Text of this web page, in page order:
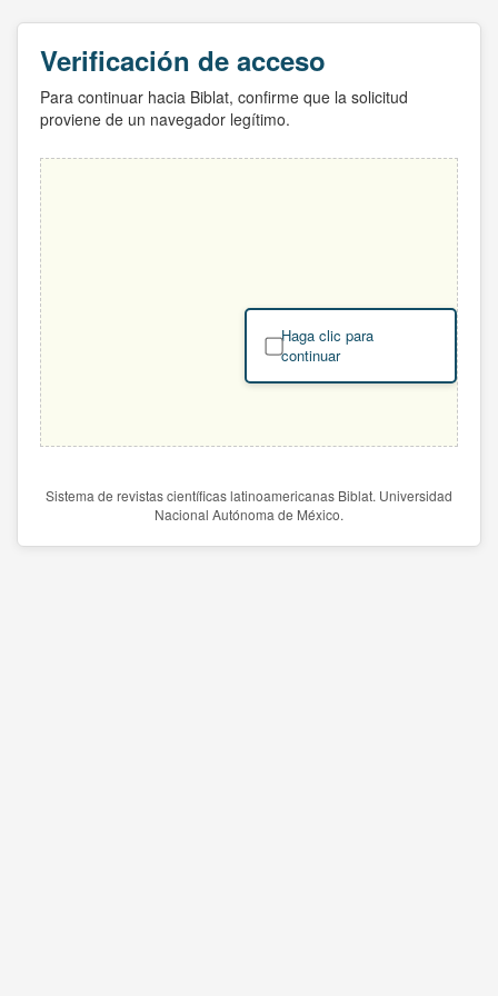
Verificación de acceso
Para continuar hacia Biblat, confirme que la solicitud
proviene de un navegador legítimo.
Haga clic para
continuar
Sistema de revistas científicas latinoamericanas Biblat. Universidad
Nacional Autónoma de México.